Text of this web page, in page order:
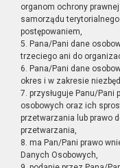
organom ochrony
samorządu
postępowaniem,
5. Pana/Pani dane
trzeciego ani do
6. Pana/Pani dane
okres i w zakresie
7. przysługuje Panu/Pani
osobowych oraz ich
przetwarzania lub prawo
przetwarzania,
8. ma Pan/Pani prawo
Danych Osobowych,